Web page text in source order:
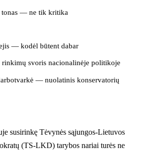
tonas — ne tik kritika
— kodėl būtent dabar
rinkimų svoris nacionalinėje politikoje
— nuolatinis konservatorių
susirinkę Tėvynės sąjungos-Lietuvos
(TS-LKD) tarybos nariai turės ne